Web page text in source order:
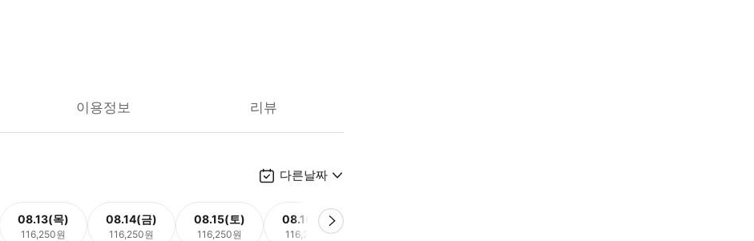
이용정보 리뷰
다른날짜
08.13(목)
116,250원
08.14(금)
116,250원
08.15(토)
116,250원
08.16(일)
116,250원